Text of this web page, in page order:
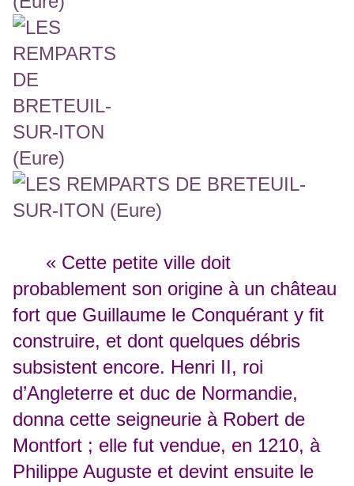
« Cette petite ville doit
probablement son origine à un château
fort que Guillaume le Conquérant y fit
construire, et dont quelques débris
subsistent encore. Henri II, roi
d’Angleterre et duc de Normandie,
donna cette seigneurie à Robert de
Montfort ; elle fut vendue, en 1210, à
Philippe Auguste et devint ensuite le